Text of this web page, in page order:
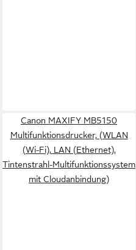
Canon MAXIFY MB5150
Multifunktionsdrucker, (WLAN
(Wi-Fi), LAN (Ethernet),
Tintenstrahl-Multifunktionssystem
mit Cloudanbindung)